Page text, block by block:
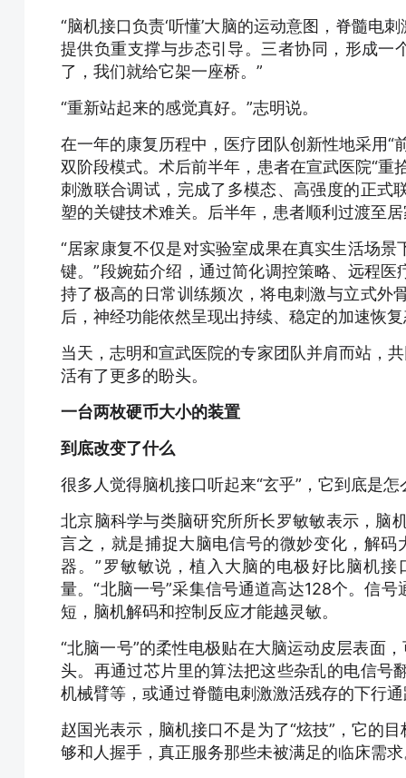
“脑机接口负责‘听懂’大脑的运动意图，脊髓电
提供负重支撑与步态引导。三者协同，形成一
了，我们就给它架一座桥。”
“重新站起来的感觉真好。”志明说。
在一年的康复历程中，医疗团队创新性地采用“
双阶段模式。术后前半年，患者在宣武医院“
刺激联合调试，完成了多模态、高强度的正式
塑的关键技术难关。后半年，患者顺利过渡至
“居家康复不仅是对实验室成果在真实生活场
键。”段婉茹介绍，通过简化调控策略、远程
持了极高的日常训练频次，将电刺激与立式外
后，神经功能依然呈现出持续、稳定的加速恢
当天，志明和宣武医院的专家团队并肩而站，
活有了更多的盼头。
一台两枚硬币大小的装置
到底改变了什么
很多人觉得脑机接口听起来“玄乎”，它到底是怎
北京脑科学与类脑研究所所长罗敏敏表示，脑
言之，就是捕捉大脑电信号的微妙变化，解码
器。”罗敏敏说，植入大脑的电极好比脑机
量。“北脑一号”采集信号通道高达128个。信
短，脑机解码和控制反应才能越灵敏。
“北脑一号”的柔性电极贴在大脑运动皮层表面
头。再通过芯片里的算法把这些杂乱的电信号
机械臂等，或通过脊髓电刺激激活残存的下行
赵国光表示，脑机接口不是为了“炫技”，它的
够和人握手，真正服务那些未被满足的临床需